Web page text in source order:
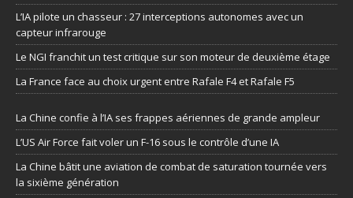
L’IA pilote un chasseur : 27 interceptions autonomes avec un
capteur infrarouge
Le NGI franchit un test critique sur son moteur de deuxième étage
La France face au choix urgent entre Rafale F4 et Rafale F5
La Chine confie à l’IA ses frappes aériennes de grande ampleur
L’US Air Force fait voler un F-16 sous le contrôle d’une IA
La Chine bâtit une aviation de combat de saturation tournée vers
la sixième génération